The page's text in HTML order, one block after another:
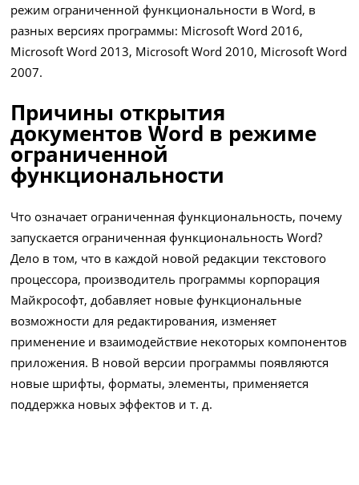
режим ограниченной функциональности в Word, в
разных версиях программы: Microsoft Word 2016,
Microsoft Word 2013, Microsoft Word 2010, Microsoft Word
2007.
Причины открытия
документов Word в режиме
ограниченной
функциональности
Что означает ограниченная функциональность, почему
запускается ограниченная функциональность Word?
Дело в том, что в каждой новой редакции текстового
процессора, производитель программы корпорация
Майкрософт, добавляет новые функциональные
возможности для редактирования, изменяет
применение и взаимодействие некоторых компонентов
приложения. В новой версии программы появляются
новые шрифты, форматы, элементы, применяется
поддержка новых эффектов и т. д.